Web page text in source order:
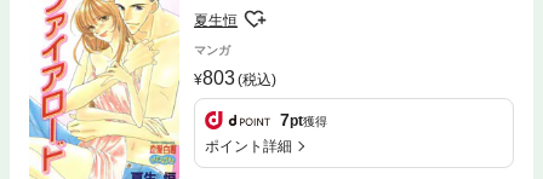
夏生恒
マンガ
803(税込)
7pt獲得
ポイント詳細